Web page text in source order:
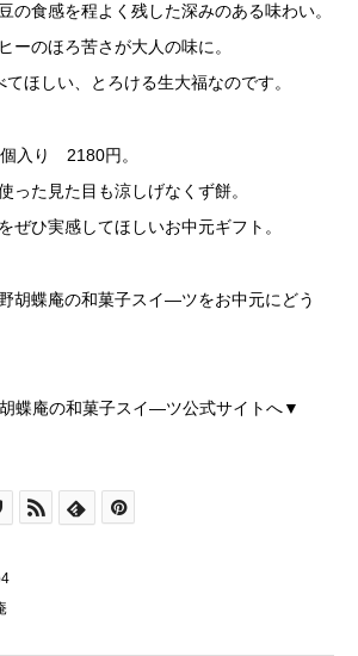
の食感を程よく残した深みのある味わい。
ーのほろ苦さが大人の味に。
ほしい、とろける生大福なのです。
入り 2180円。
った見た目も涼しげなくず餅。
ぜひ実感してほしいお中元ギフト。
胡蝶庵の和菓子スイ―ツをお中元にどう
蝶庵の和菓子スイ―ツ公式サイトへ▼